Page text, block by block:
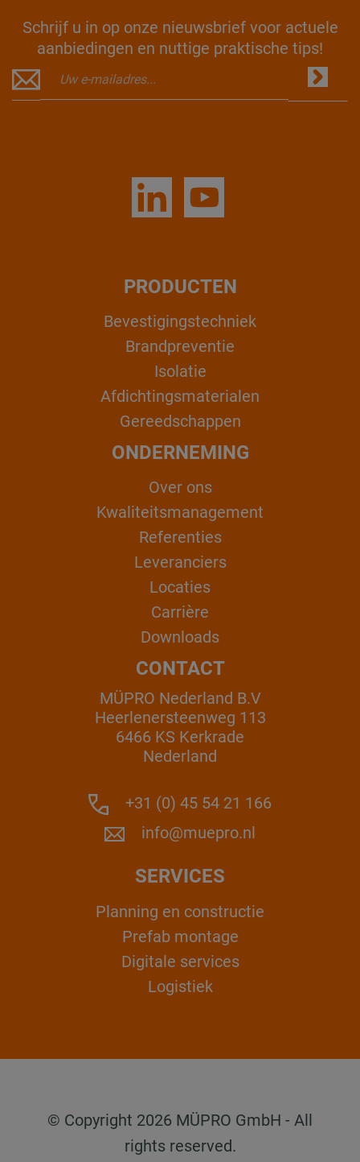
Schrijf u in op onze nieuwsbrief voor actuele
aanbiedingen en nuttige praktische tips!
PRODUCTEN
Bevestigingstechniek
Brandpreventie
Isolatie
Afdichtingsmaterialen
Gereedschappen
ONDERNEMING
Over ons
Kwaliteitsmanagement
Referenties
Leveranciers
Locaties
Carrière
Downloads
CONTACT
MÜPRO Nederland B.V
Heerlenersteenweg 113
6466 KS Kerkrade
Nederland
+31 (0) 45 54 21 166
info@muepro.nl
SERVICES
Planning en constructie
Prefab montage
Digitale services
Logistiek
© Copyright 2026 MÜPRO GmbH - All
rights reserved.